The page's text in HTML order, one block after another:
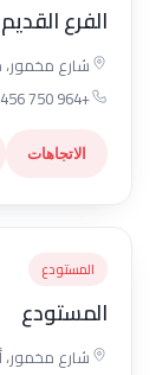
الفرع القديم
شارع مخمور،
+964 750 456 4953 · +964 750 456 4954
الاتجاهات
المستودع
المستودع
شارع مخمور،